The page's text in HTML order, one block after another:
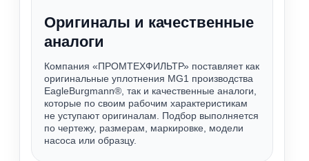
Оригиналы и качественные
аналоги
Компания «ПРОМТЕХФИЛЬТР» поставляет как
оригинальные уплотнения MG1 производства
EagleBurgmann®, так и качественные аналоги,
которые по своим рабочим характеристикам
не уступают оригиналам. Подбор выполняется
по чертежу, размерам, маркировке, модели
насоса или образцу.